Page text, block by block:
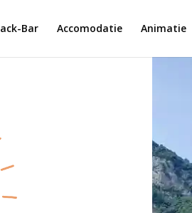
Bar Accomodatie Animatie